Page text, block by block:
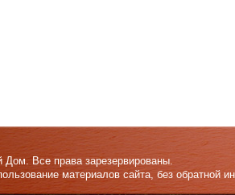
Дом. Все права зарезервированы.
материалов сайта, без обратной